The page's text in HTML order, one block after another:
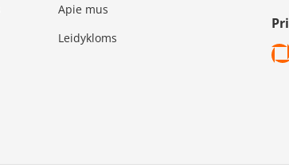
Apie mus
Leidykloms